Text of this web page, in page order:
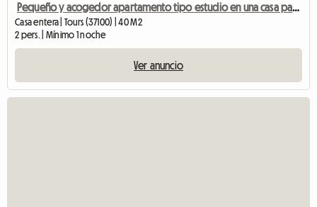
Pequeño y acogedor apartamento tipo estudio en una casa particular.
Casa entera | Tours (37100) | 40 M2
2 pers. | Mínimo 1 noche
Ver anuncio